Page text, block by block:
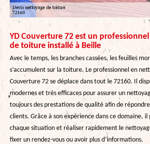
YD Couverture 72 est un
de toiture installé à Beille
Avec le temps, les branches cassées, les feuilles
s’accumulent sur la toiture. Le professionnel en
Couverture 72 se déplace dans tout le 72160. Il
modernes et très efficaces pour assurer un
toujours des prestations de qualité afin de
clients. Grâce à son expérience dans ce domaine, il
chaque situation et réaliser rapidement le
fixer un rendez-vous ou avoir plus d’informations.